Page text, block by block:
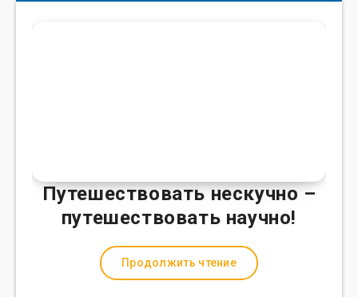
Путешествовать нескучно –
путешествовать научно!
Продолжить чтение